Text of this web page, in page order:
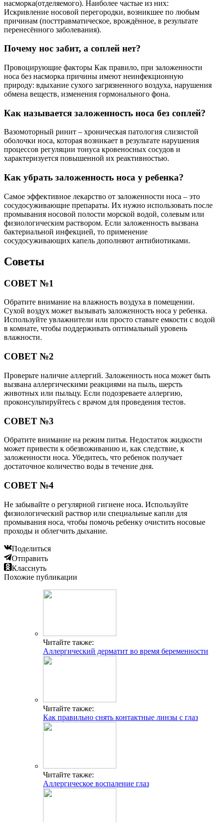
насморка(отделяемого). Наиболее частые из них:
Искривление носовой перегородки, возникшее по любым
причинам (посттравматическое, врождённое, в результате
перенесённого заболевания).
Почему нос забит, а соплей нет?
Провоцирующие факторы Как правило, при заложенности
носа без насморка причины имеют неинфекционную
природу: вдыхание сухого загрязненного воздуха, нарушения
обмена веществ, изменения гормонального фона.
Как называется заложенность носа без соплей?
Вазомоторный ринит – хроническая патология слизистой
оболочки носа, которая возникает в результате нарушения
процессов регуляции тонуса кровеносных сосудов и
характеризуется повышенной их реактивностью.
Как убрать заложенность носа у ребенка?
Самое эффективное лекарство от заложенности носа – это
сосудосуживающие препараты. Их нужно использовать после
промывания носовой полости морской водой, солевым или
физиологическим раствором. Если заложенность вызвана
бактериальной инфекцией, то применение
сосудосуживающих капель дополняют антибиотиками.
Советы
СОВЕТ №1
Обратите внимание на влажность воздуха в помещении.
Сухой воздух может вызывать заложенность носа у ребенка.
Используйте увлажнители или просто ставьте емкости с водой
в комнате, чтобы поддерживать оптимальный уровень
влажности.
СОВЕТ №2
Проверьте наличие аллергий. Заложенность носа может быть
вызвана аллергическими реакциями на пыль, шерсть
животных или пыльцу. Если подозреваете аллергию,
проконсультируйтесь с врачом для проведения тестов.
СОВЕТ №3
Обратите внимание на режим питья. Недостаток жидкости
может привести к обезвоживанию и, как следствие, к
заложенности носа. Убедитесь, что ребенок получает
достаточное количество воды в течение дня.
СОВЕТ №4
Не забывайте о регулярной гигиене носа. Используйте
физиологический раствор или специальные капли для
промывания носа, чтобы помочь ребенку очистить носовые
проходы и облегчить дыхание.
Поделиться
Отправить
Класснуть
Похожие публикации
Читайте также:
Аллергический дерматит во время беременности
Читайте также:
Как правильно снять контактные линзы с глаз
Читайте также:
Аллергическое воспаление глаз